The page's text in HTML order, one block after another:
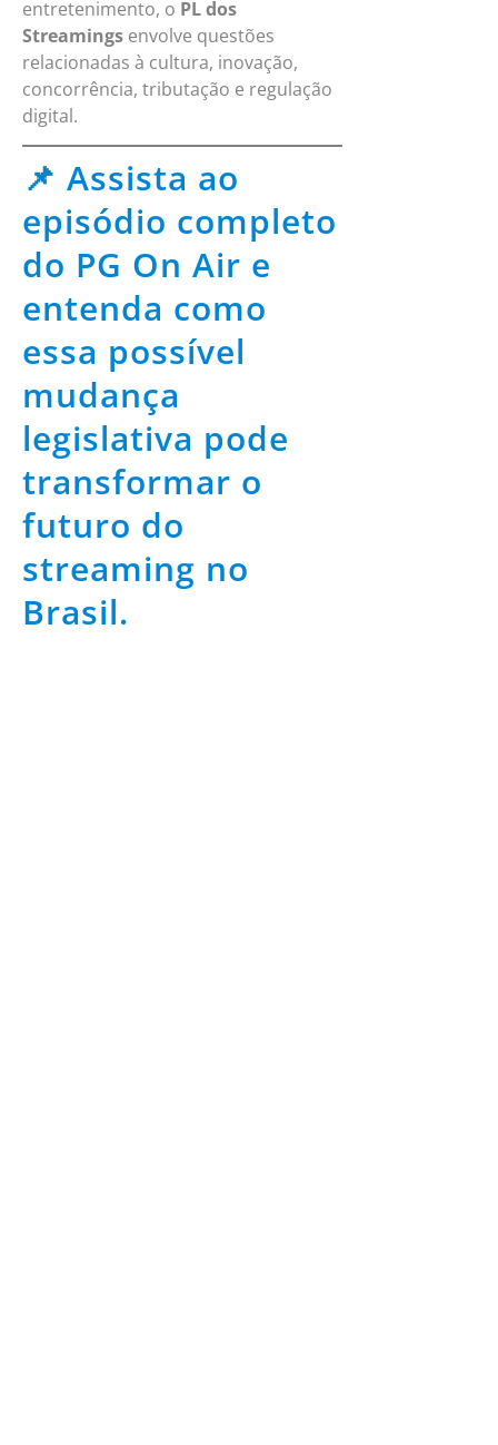
entretenimento, o PL dos
Streamings envolve questões
relacionadas à cultura, inovação,
concorrência, tributação e regulação
digital.
📌 Assista ao
episódio completo
do PG On Air e
entenda como
essa possível
mudança
legislativa pode
transformar o
futuro do
streaming no
Brasil.